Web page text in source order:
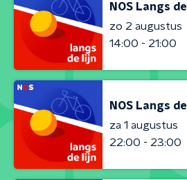
NOS Langs
zo 2 augustus
14:00 - 21:00
NOS Langs
za 1 augustus
22:00 - 23:00